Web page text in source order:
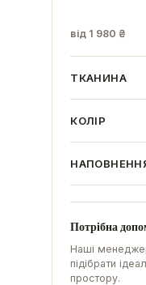
від 1 980 ₴
ТКАНИНА
КОЛІР
Потрібна
Наші
підібрати
простору.